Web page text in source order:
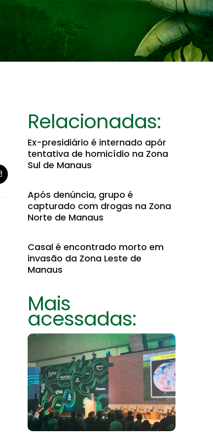
Relacionadas:
Ex-presidiário é internado apór
tentativa de homicídio na Zona
Sul de Manaus
Após denúncia, grupo é
capturado com drogas na Zona
Norte de Manaus
Casal é encontrado morto em
invasão da Zona Leste de
Manaus
Mais
acessadas: